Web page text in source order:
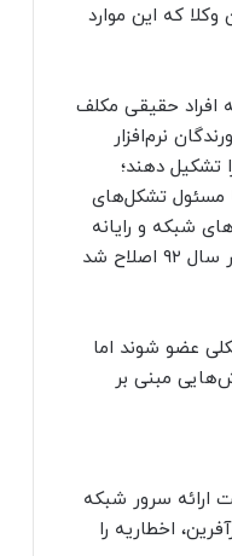
که این موارد
افراد حقیقی مکلف
نرم‌افزار
تشکیل دهند؛
مسئول تشکل‌های
شبکه و رایانه
بیایند و عضو نظام صنفی بشوند اما اجباری برای عضویت در اتحادیه نیست. بااین‌حال قانون در سال ۹۲ اصلاح شد
عضو شوند اما
مبنی بر
ارائه سرور شبکه
اخطاریه را